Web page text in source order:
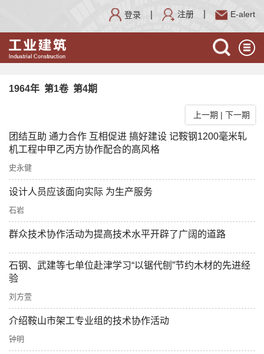
登录 注册 E-alert
1964年 第1卷 第4期
上一期 | 下一期
团结互助 通力合作 互相促进 搞好建设 记鞍钢1200毫米轧
机工程中甲乙丙方协作配合的高风格
史永健
设计人员应该面向实际 为生产服务
石岩
群众技术协作活动为提高技术水平开辟了广阔的道路
石钢、武建等七单位赴津学习“以锯代刨”节约木材的先进经
验
刘方萱
介绍鞍山市架工专业组的技术协作活动
钟明